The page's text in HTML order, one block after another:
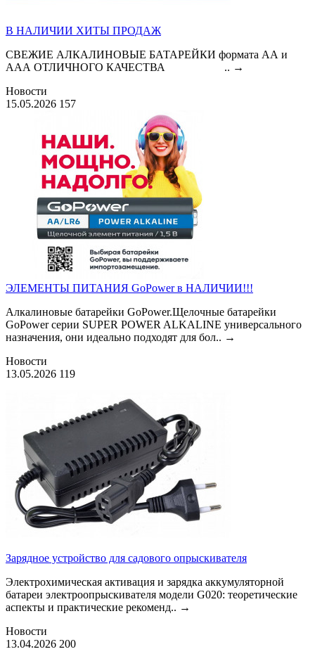
В НАЛИЧИИ ХИТЫ ПРОДАЖ
СВЕЖИЕ АЛКАЛИНОВЫЕ БАТАРЕЙКИ формата АА и
ААА ОТЛИЧНОГО КАЧЕСТВА .. →
Новости
15.05.2026 157
ЭЛЕМЕНТЫ ПИТАНИЯ GoPower в НАЛИЧИИ!!!
Алкалиновые батарейки GoPower.Щелочные батарейки
GoPower серии SUPER POWER ALKALINE универсального
назначения, они идеально подходят для бол.. →
Новости
13.05.2026 119
Зарядное устройство для садового опрыскивателя
Электрохимическая активация и зарядка аккумуляторной
батареи электроопрыскивателя модели G020: теоретические
аспекты и практические рекоменд.. →
Новости
13.04.2026 200